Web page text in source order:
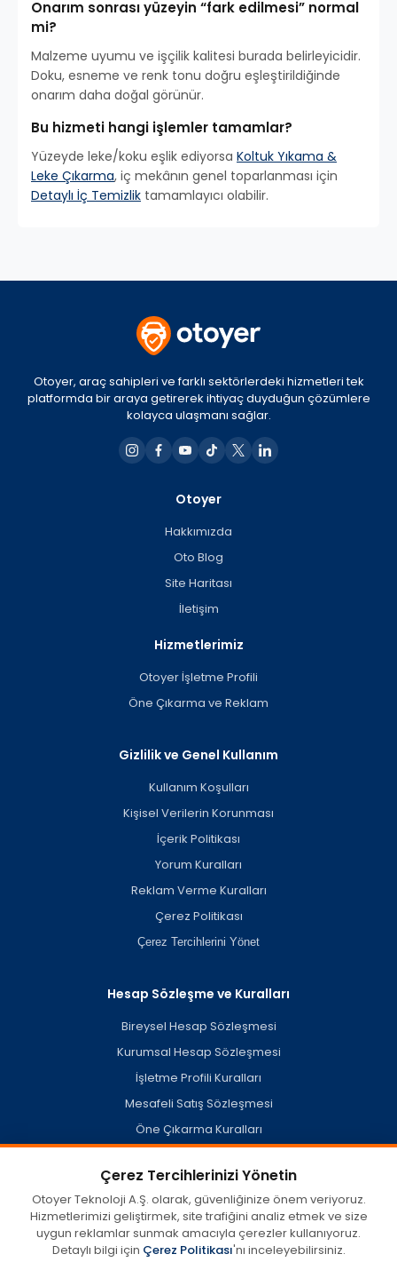
Onarım sonrası yüzeyin “fark edilmesi” normal
mi?
Malzeme uyumu ve işçilik kalitesi burada belirleyicidir.
Doku, esneme ve renk tonu doğru eşleştirildiğinde
onarım daha doğal görünür.
Bu hizmeti hangi işlemler tamamlar?
Yüzeyde leke/koku eşlik ediyorsa Koltuk Yıkama &
Leke Çıkarma, iç mekânın genel toparlanması için
Detaylı İç Temizlik tamamlayıcı olabilir.
Otoyer, araç sahipleri ve farklı sektörlerdeki hizmetleri tek
platformda bir araya getirerek ihtiyaç duyduğun çözümlere
kolayca ulaşmanı sağlar.
Otoyer
Hakkımızda
Oto Blog
Site Haritası
İletişim
Hizmetlerimiz
Otoyer İşletme Profili
Öne Çıkarma ve Reklam
Gizlilik ve Genel Kullanım
Kullanım Koşulları
Kişisel Verilerin Korunması
İçerik Politikası
Yorum Kuralları
Reklam Verme Kuralları
Çerez Politikası
Çerez Tercihlerini Yönet
Hesap Sözleşme ve Kuralları
Bireysel Hesap Sözleşmesi
Kurumsal Hesap Sözleşmesi
İşletme Profili Kuralları
Mesafeli Satış Sözleşmesi
Öne Çıkarma Kuralları
otoyer.com'da kullanıcılar tarafından oluşturulan veya açık
kaynaklardan derlenen misafir işletme profilleri dahil her türlü
içerik, görüş ve bilginin doğruluğu, eksiksizliği ve yasallığına dair
Çerez Tercihlerinizi Yönetin
Otoyer Teknoloji A.Ş. olarak, güvenliğinize önem veriyoruz.
Hizmetlerimizi geliştirmek, site trafiğini analiz etmek ve size
uygun reklamlar sunmak amacıyla çerezler kullanıyoruz.
Detaylı bilgi için Çerez Politikası'nı inceleyebilirsiniz.